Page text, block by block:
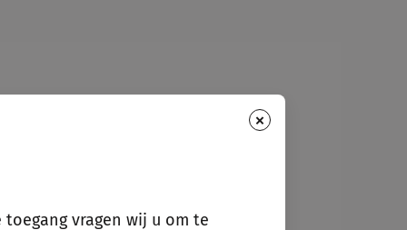
×
vragen wij u om te